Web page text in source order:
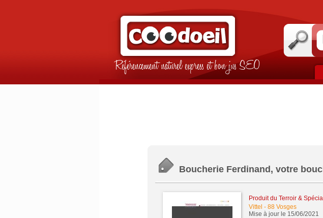
Référencement naturel express et bon jus SEO
Boucherie Ferdinand, votre
Produit du Terroir &
Vittel - 88 Vosges
Mise à jour le 15/06/2021